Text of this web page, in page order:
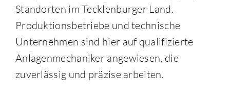
Standorten im Tecklenburger Land.
Produktionsbetriebe und technische
Unternehmen sind hier auf qualifizierte
Anlagenmechaniker angewiesen, die
zuverlässig und präzise arbeiten.